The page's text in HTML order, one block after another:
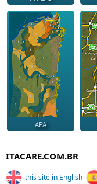
APA
ITACARE.COM.BR
this site in English